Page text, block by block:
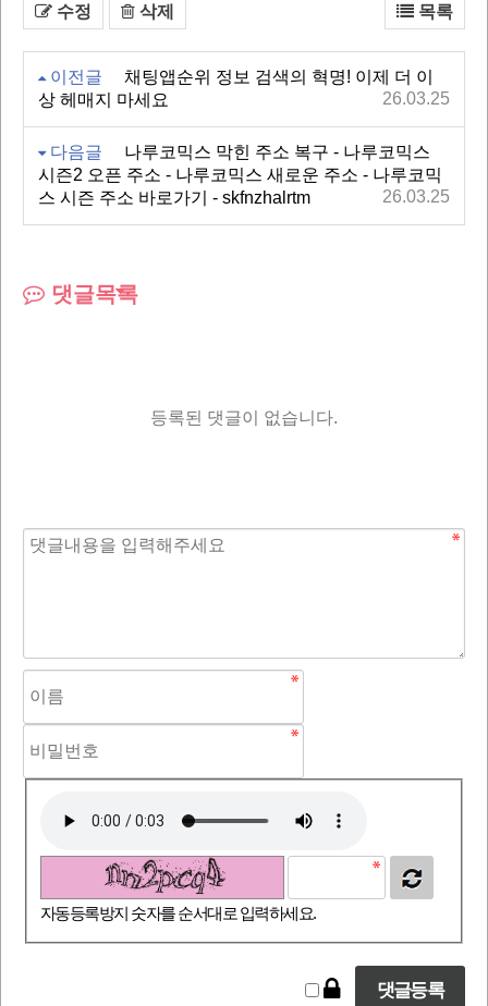
수정 삭제 목록
이전글
채팅앱순위 정보 검색의 혁명! 이제 더 이
상 헤매지 마세요
26.03.25
다음글
나루코믹스 막힌 주소 복구 - 나루코믹스
시즌2 오픈 주소 - 나루코믹스 새로운 주소 - 나루코믹
스 시즌 주소 바로가기 - skfnzhalrtm
26.03.25
댓글목록
등록된 댓글이 없습니다.
자동등록방지 숫자를 순서대로 입력하세요.